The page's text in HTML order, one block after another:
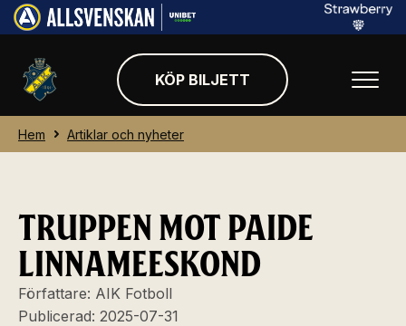
KÖP BILJETT
Hem Artiklar och nyheter
TRUPPEN MOT PAIDE
LINNAMEESKOND
Författare: AIK Fotboll
Publicerad: 2025-07-31